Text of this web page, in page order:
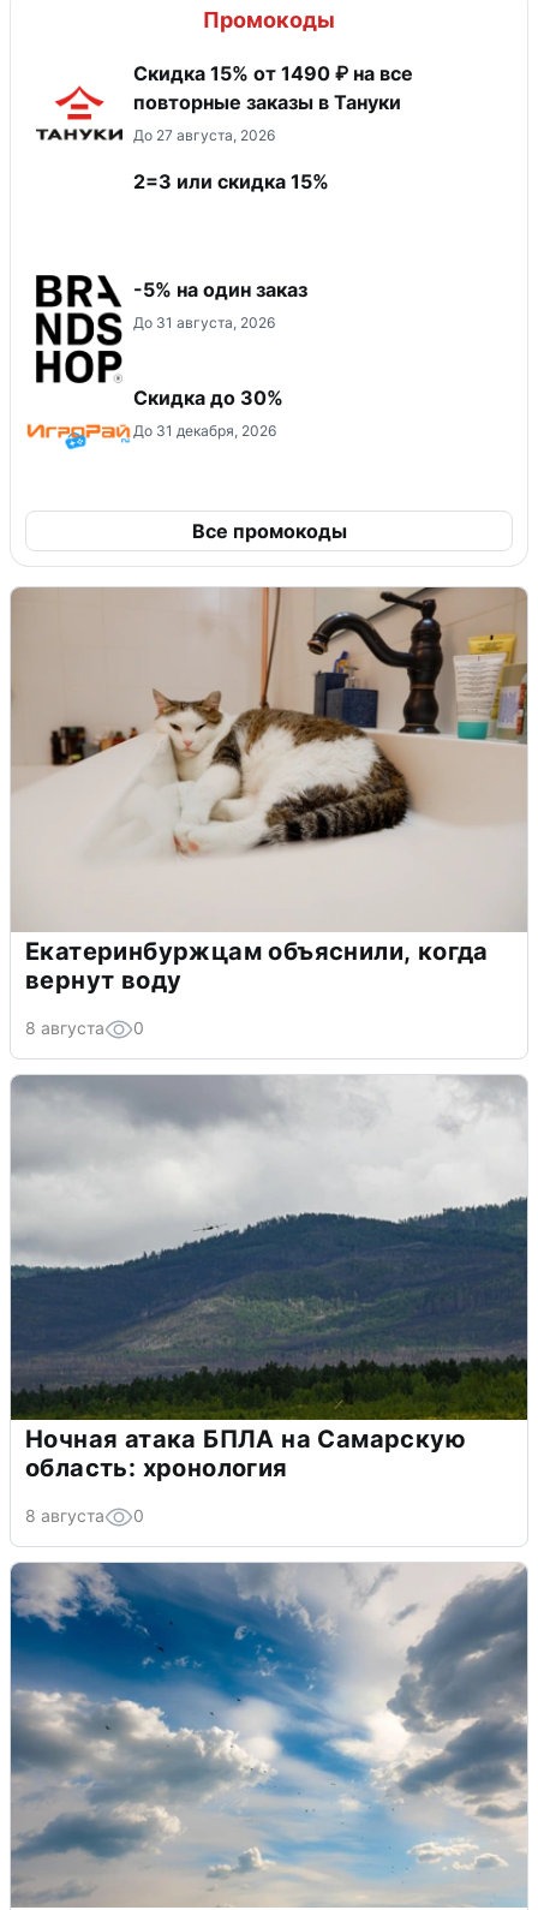
Промокоды
Скидка 15% от 1490 ₽ на все
повторные заказы в Тануки
До 27 августа, 2026
2=3 или скидка 15%
-5% на один заказ
До 31 августа, 2026
Скидка до 30%
До 31 декабря, 2026
Все промокоды
Екатеринбуржцам объяснили, когда
вернут воду
8 августа 0
Ночная атака БПЛА на Самарскую
область: хронология
8 августа 0